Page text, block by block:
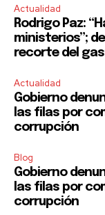
Actualidad
Rodrigo Paz:
ministerios”;
recorte del
Actualidad
Gobierno
las filas por
corrupción
Blog
Gobierno
las filas por
corrupción